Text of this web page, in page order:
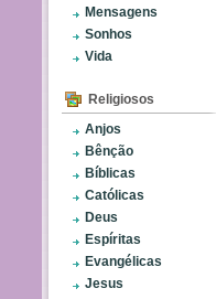
Mensagens
Sonhos
Vida
Religiosos
Anjos
Bênção
Bíblicas
Católicas
Deus
Espíritas
Evangélicas
Jesus